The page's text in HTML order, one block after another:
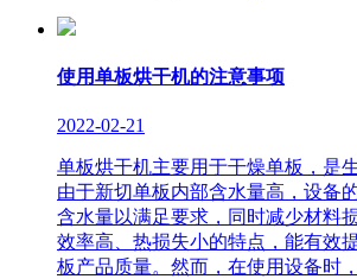
使用单板烘干机的注意事项
2022-02-21
单板烘干机主要用于干燥单板，是
由于新切单板内部含水量高，设备
含水量以满足要求，同时减少材料
效率高、热损失小的特点，能有效
板产品质量。然而，在使用设备时